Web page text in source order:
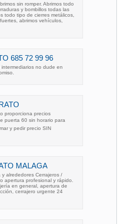
sin romper. Abrimos todo
y bombillos todas las
todo tipo de cierres metálicos,
abrimos vehículos,
685 72 99 96
no dude en
proporciona precios
puerta 60 sin horario para
y pedir precio SIN
MALAGA
y alrededores Cerrajeros /
apertura profesional y rápido.
en general, apertura de
cerrajero urgente 24